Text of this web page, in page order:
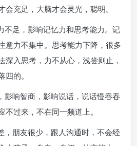
充足，大脑才会灵光，聪明。
不足，影响记忆力和思考能力。记
意力不集中。思考能力下降，很多
深入思考，力不从心，浅尝则止，
的。
影响智商，影响说话，说话慢吞吞
过来，不在同一频道上。
，朋友很少，跟人沟通时，不会经